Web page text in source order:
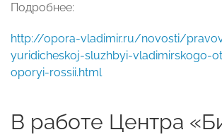
Подробнее:
http://opora-vladimir.ru/novosti/
yuridicheskoj-sluzhbyi-vladimirskogo-
oporyi-rossii.html
В работе Центра